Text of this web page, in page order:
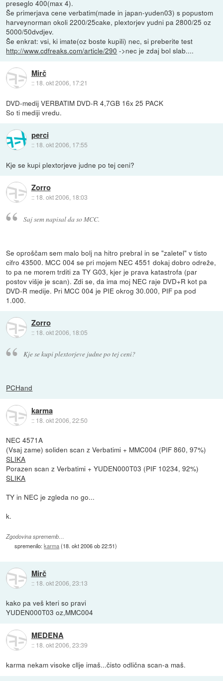
preseglo 400(max 4).
Še primerjava cene verbatim(made in japan-yuden03) s popustom
harveynorman okoli 2200/25cake, plextorjev yudni pa 2800/25 oz
5000/50dvdjev.
Še enkrat: vsi, ki imate(oz boste kupili) nec, si preberite test
http://www.cdfreaks.com/article/290 ->nec je zdaj bol slab....
Mirč
:: 18. okt 2006, 17:21
DVD-medij VERBATIM DVD-R 4,7GB 16x 25 PACK
So ti mediji vredu.
perci
:: 18. okt 2006, 17:55
Kje se kupi plextorjeve judne po tej ceni?
Zorro
:: 18. okt 2006, 18:03
Saj sem napisal da so MCC.
Se oproščam sem malo bolj na hitro prebral in se "zaletel" v tisto
cifro 43500. MCC 004 se pri mojem NEC 4551 dokaj dobro odreže,
to pa ne morem trditi za TY G03, kjer je prava katastrofa (par
postov višje je scan). Zdi se, da ima moj NEC raje DVD+R kot pa
DVD-R medije. Pri MCC 004 je PIE okrog 30.000, PIF pa pod
1.000.
Zorro
:: 18. okt 2006, 18:05
Kje se kupi plextorjeve judne po tej ceni?
PCHand
karma
:: 18. okt 2006, 22:50
NEC 4571A
(Vsaj zame) soliden scan z Verbatimi + MMC004 (PIF 860, 97%)
SLIKA
Porazen scan z Verbatimi + YUDEN000T03 (PIF 10234, 92%)
SLIKA
TY in NEC je zgleda no go...
k.
Zgodovina sprememb…
spremenilo:karma(18. okt 2006 ob 22:51)
Mirč
:: 18. okt 2006, 23:13
kako pa veš kteri so pravi
YUDEN000T03 oz,MMC004
MEDENA
:: 18. okt 2006, 23:39
karma nekam visoke cllje imaš...čisto odlična scan-a maš.